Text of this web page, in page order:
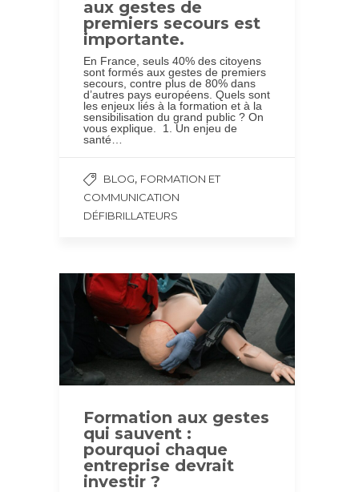
aux gestes de
premiers secours est
importante.
En France, seuls 40% des citoyens
sont formés aux gestes de premiers
secours, contre plus de 80% dans
d’autres pays européens. Quels sont
les enjeux liés à la formation et à la
sensibilisation du grand public ? On
vous explique. 1. Un enjeu de
santé…
BLOG, FORMATION ET
COMMUNICATION
DÉFIBRILLATEURS
Formation aux gestes
qui sauvent :
pourquoi chaque
entreprise devrait
investir ?